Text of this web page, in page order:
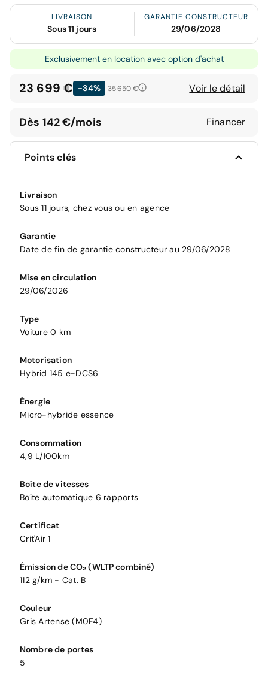
LIVRAISON
Sous 11 jours
GARANTIE CONSTRUCTEUR
29/06/2028
Exclusivement en location avec option d'achat
23 699 € -34% 35 650 € Voir le détail
Dès 142 €/mois Financer
Points clés
Livraison
Sous 11 jours, chez vous ou en agence
Garantie
Date de fin de garantie constructeur au 29/06/2028
Mise en circulation
29/06/2026
Type
Voiture 0 km
Motorisation
Hybrid 145 e-DCS6
Énergie
Micro-hybride essence
Consommation
4,9 L/100km
Boîte de vitesses
Boîte automatique 6 rapports
Certificat
Crit'Air 1
Émission de CO₂ (WLTP combiné)
112 g/km - Cat. B
Couleur
Gris Artense (M0F4)
Nombre de portes
5